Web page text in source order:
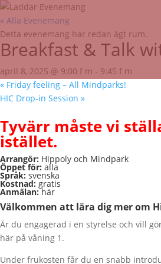
« Alla Evenemang
Detta evenemang har redan ägt rum.
Breakfast & Talk
april 8, 2025 @ 9:00 f m - 9:45 f m
« Friday feeling – All Mindparks!
HIC Drop-in Session »
Tyvärr måste vi
istället.
Arrangör: Hippoly och Mindpark
Öppet för: alla
Språk: svenska
Kostnad: gratis
Anmälan:här
Välkommen att lära dig mer om
Är du engagerad i en styrelse och vill
här på våning 1.
Under frukosten får du en snabb